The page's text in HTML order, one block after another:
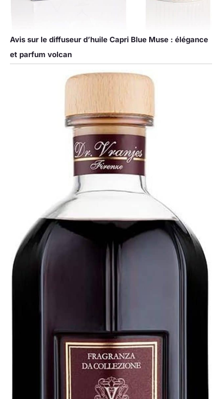
Avis sur le diffuseur d’huile Capri Blue Muse : élégance
et parfum volcan